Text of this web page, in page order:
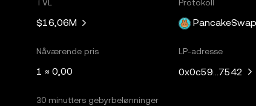
TVL
$16,06M
Protokoll
Nåværende pris
1 ≈ 0,00
LP-adresse
0x0c59...7542
30 minutters gebyrbelønninger